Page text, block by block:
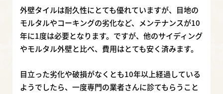
外壁タイルは耐久性にとても優れていますが、目地の
モルタルやコーキングの劣化など、メンテナンスが10
年に1度は必要となります。ですが、他のサイディング
やモルタル外壁と比べ、費用はとても安く済みます。
目立った劣化や破損がなくとも10年以上経過している
ようでしたら、一度専門の業者さんに診てもらうこと